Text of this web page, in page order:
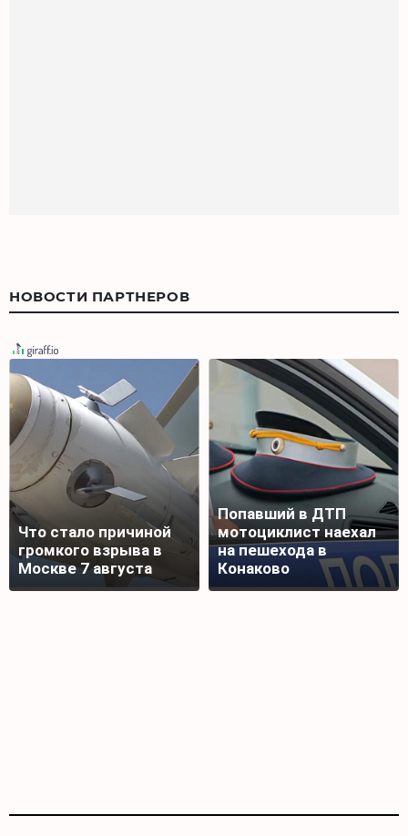
НОВОСТИ ПАРТНЕРОВ
Что стало причиной
громкого взрыва в
Москве 7 августа
Попавший в ДТП
мотоциклист наехал
на пешехода в
Конаково